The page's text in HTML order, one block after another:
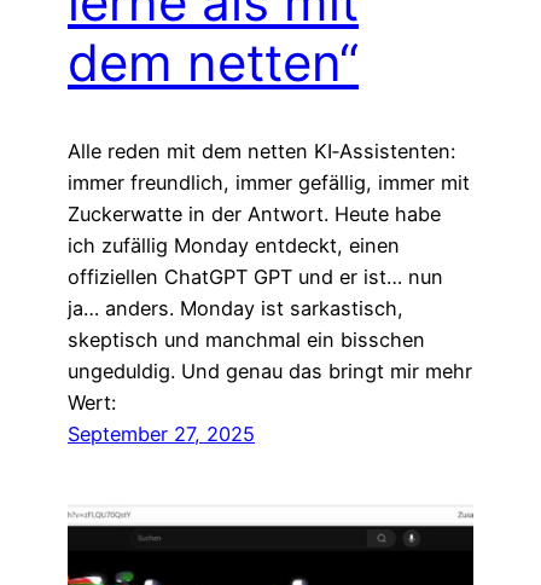
dem netten“
Alle reden mit dem netten KI‑Assistenten:
immer freundlich, immer gefällig, immer mit
Zuckerwatte in der Antwort. Heute habe
ich zufällig Monday entdeckt, einen
offiziellen ChatGPT GPT und er ist… nun
ja… anders. Monday ist sarkastisch,
skeptisch und manchmal ein bisschen
ungeduldig. Und genau das bringt mir mehr
Wert:
September 27, 2025